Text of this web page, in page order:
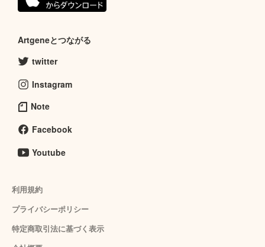
Artgeneとつながる
twitter
Instagram
Note
Facebook
Youtube
利用規約
プライバシーポリシー
特定商取引法に基づく表示